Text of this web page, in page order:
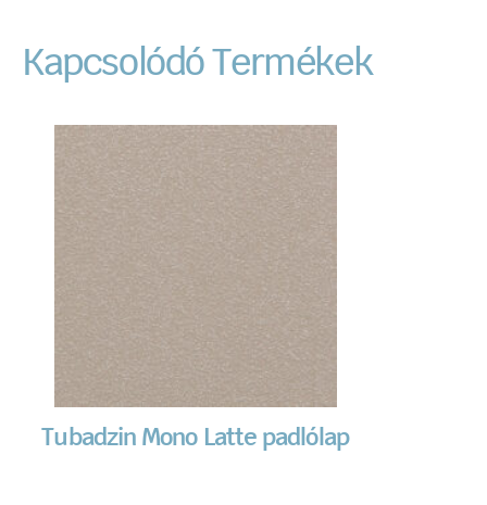
Kapcsolódó Termékek
Tubadzin Mono Latte padlólap